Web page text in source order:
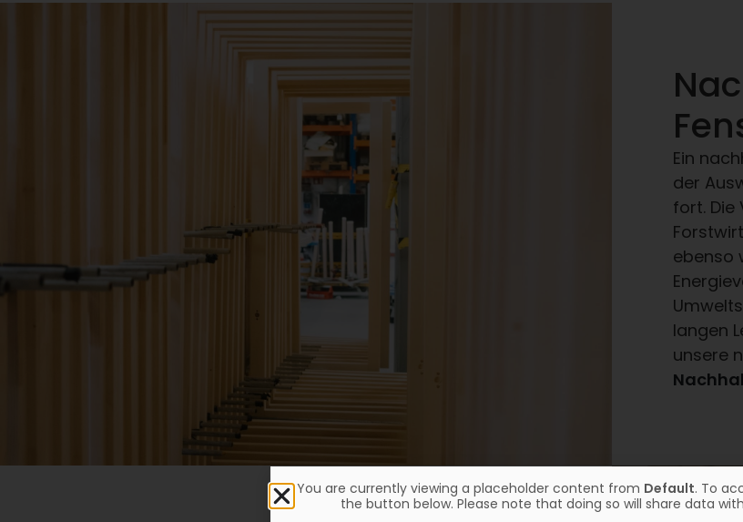
Ein
der
fort. Die
ebenso
langen
unsere
You are currently viewing a placeholder content from Default. To
the button below. Please note that doing so will share data